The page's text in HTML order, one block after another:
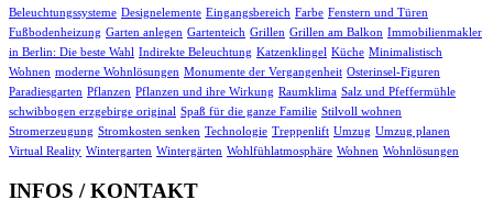
Beleuchtungssysteme Designelemente Eingangsbereich Farbe Fenstern und Türen
Fußbodenheizung Garten anlegen Gartenteich Grillen Grillen am Balkon Immobilienmakler
in Berlin: Die beste Wahl Indirekte Beleuchtung Katzenklingel Küche Minimalistisch
Wohnen moderne Wohnlösungen Monumente der Vergangenheit Osterinsel-Figuren
Paradiesgarten Pflanzen Pflanzen und ihre Wirkung Raumklima Salz und Pfeffermühle
schwibbogen erzgebirge original Spaß für die ganze Familie Stilvoll wohnen
Stromerzeugung Stromkosten senken Technologie Treppenlift Umzug Umzug planen
Virtual Reality Wintergarten Wintergärten Wohlfühlatmosphäre Wohnen Wohnlösungen
INFOS / KONTAKT